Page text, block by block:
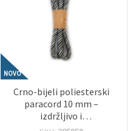
NOVO
Crno-bijeli poliesterski
paracord 10 mm –
izdržljivo i
višefunkcionalno uže, cca